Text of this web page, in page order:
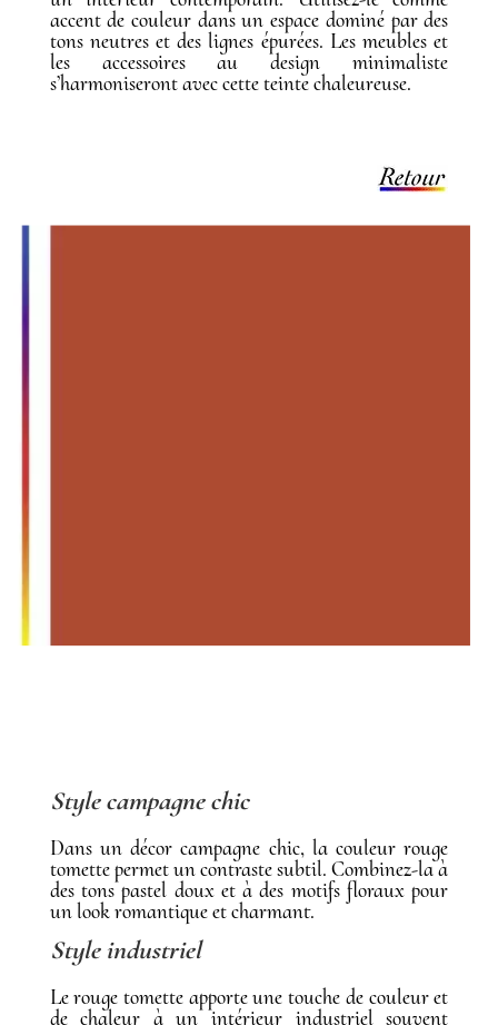
accent de couleur dans un espace dominé par des
tons neutres et des lignes épurées. Les meubles et
les accessoires au design minimaliste
s’harmoniseront avec cette teinte chaleureuse.
Style campagne chic
Dans un décor campagne chic, la couleur rouge
tomette permet un contraste subtil. Combinez-la à
des tons pastel doux et à des motifs floraux pour
un look romantique et charmant.
Style industriel
Le rouge tomette apporte une touche de couleur et
de chaleur à un intérieur industriel souvent